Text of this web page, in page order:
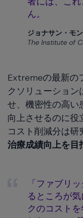
ん。
ジョナサン・モ
The Institute of
Extremeの最新の
クソリューション
せ、機密性の高い
向上させるのに役
コスト削減分は
治療成績向上を目
「ファブリ
るところが
クのコスト